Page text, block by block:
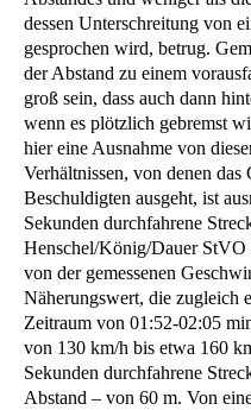
dessen Unterschreitung von
gesprochen wird, betrug.
der Abstand zu einem
groß sein, dass auch dann
wenn es plötzlich gebremst
hier eine Ausnahme von
Verhältnissen, von denen das
Beschuldigten ausgeht, ist
Sekunden durchfahrene
Henschel/König/Dauer
von der gemessenen
Näherungswert, die zugleich
Zeitraum von 01:52-02:05
von 130 km/h bis etwa 160
Sekunden durchfahrene
Abstand – von 60 m. Von